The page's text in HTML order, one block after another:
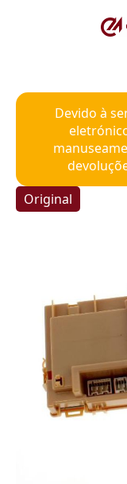
Devido à
Original